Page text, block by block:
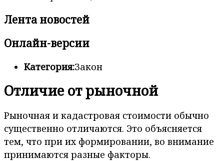
Лента новостей
Онлайн-версии
Категория:Закон
Отличие от рыночной
Рыночная и кадастровая стоимости обычно
существенно отличаются. Это объясняется
тем, что при их формировании, во внимание
принимаются разные факторы.